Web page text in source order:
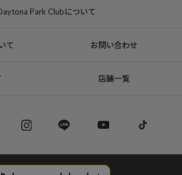
Park Clubについて
て お問い合わせ
店舗一覧